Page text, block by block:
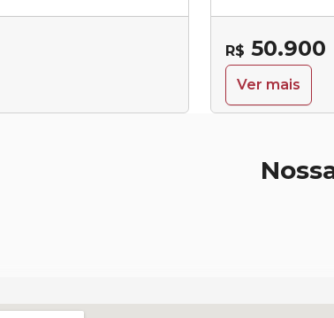
R$ 50.900
Ver mais